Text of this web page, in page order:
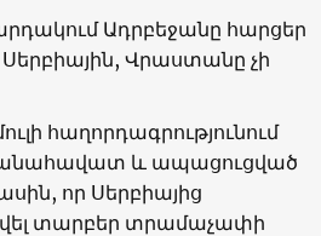
Ադրբեջանը հարցեր
Սերբիային, Վրաստանը չի
հաղորդագրությունում
և ապացուցված
որ Սերբիայից
տարբեր տրամաչափի